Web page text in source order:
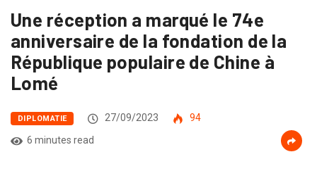
Une réception a marqué le 74e
anniversaire de la fondation de la
République populaire de Chine à
Lomé
DIPLOMATIE 27/09/2023
94
6 minutes read